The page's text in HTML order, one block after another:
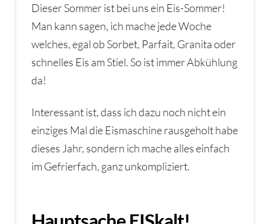
Dieser Sommer ist bei uns ein Eis-Sommer!
Man kann sagen, ich mache jede Woche
welches, egal ob Sorbet, Parfait, Granita oder
schnelles Eis am Stiel. So ist immer Abkühlung
da!
Interessant ist, dass ich dazu noch nicht ein
einziges Mal die Eismaschine rausgeholt habe
dieses Jahr, sondern ich mache alles einfach
im Gefrierfach, ganz unkompliziert.